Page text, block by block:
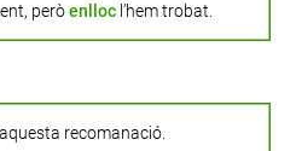
peròenlloc l’hem trobat.
recomanació.